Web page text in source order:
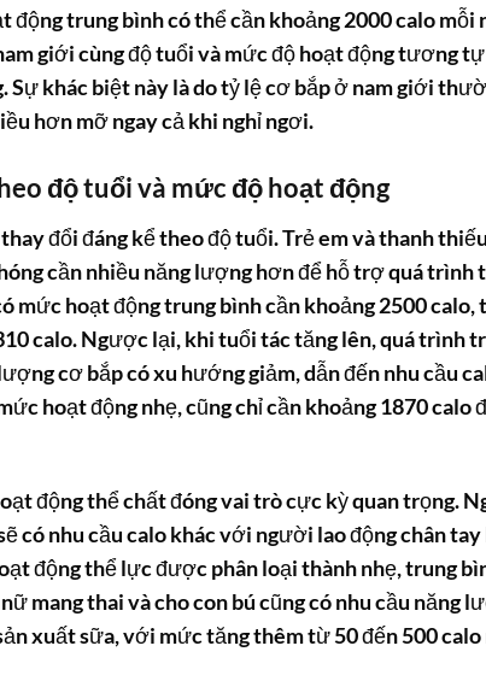
động trung bình có thể cần khoảng 2000 calo mỗi
giới cùng độ tuổi và mức độ hoạt động tương
Sự khác biệt này là do tỷ lệ cơ bắp ở nam giới
hơn mỡ ngay cả khi nghỉ ngơi.
độ tuổi và mức độ hoạt động
đổi đáng kể theo độ tuổi. Trẻ em và thanh
cần nhiều năng lượng hơn để hỗ trợ quá trình
mức hoạt động trung bình cần khoảng 2500 calo,
calo. Ngược lại, khi tuổi tác tăng lên, quá trình
cơ bắp có xu hướng giảm, dẫn đến nhu cầu
hoạt động nhẹ, cũng chỉ cần khoảng 1870 calo
động thể chất đóng vai trò cực kỳ quan trọng.
có nhu cầu calo khác với người lao động chân
động thể lực được phân loại thành nhẹ, trung
mang thai và cho con bú cũng có nhu cầu năng
xuất sữa, với mức tăng thêm từ 50 đến 500